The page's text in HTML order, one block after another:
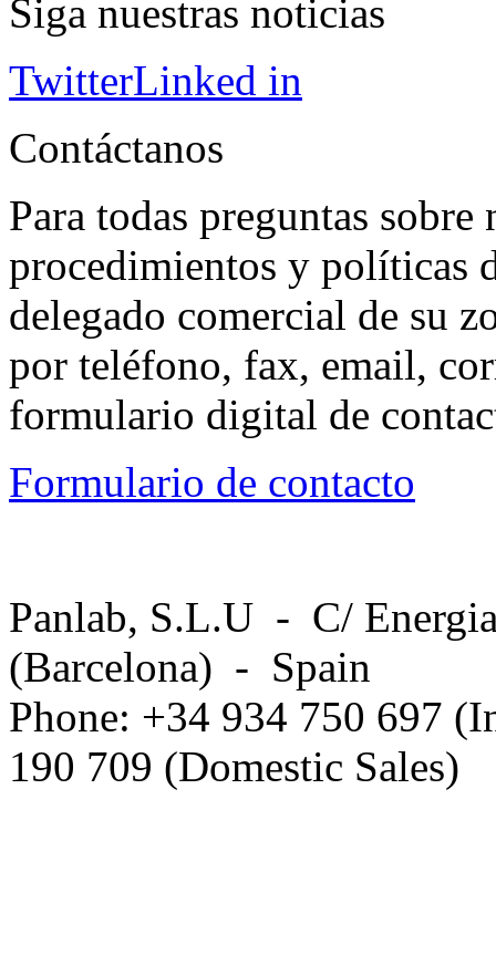
Siga nuestras noticias
TwitterLinked in
Contáctanos
Para todas preguntas
procedimientos y políticas
delegado comercial de su
por teléfono, fax, email,
formulario digital de
Formulario de contacto
Panlab, S.L.U - C/
(Barcelona) - Spain
Phone: +34 934 750 697
190 709 (Domestic Sales)